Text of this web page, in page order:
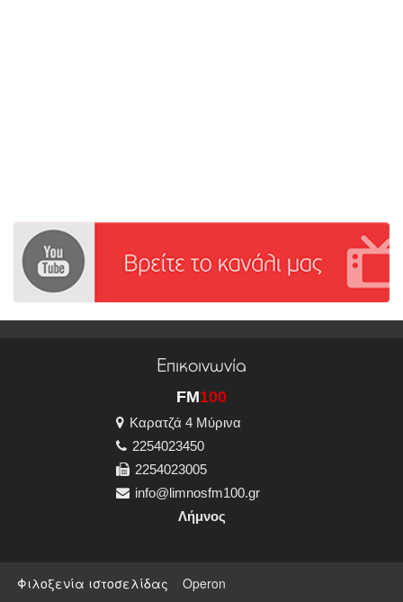
Επικοινωνία
FM100
Καρατζά 4 Μύρινα
2254023450
2254023005
info@limnosfm100.gr
Λήμνος
Φιλοξενία ιστοσελίδας Operon